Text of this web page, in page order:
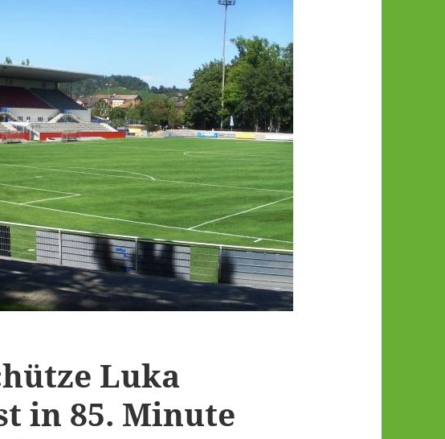
Luka
in 85. Minute